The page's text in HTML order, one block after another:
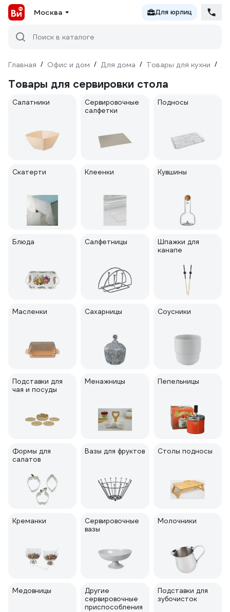
Москва Для юрлиц
Поиск в каталоге
Главная / Офис и дом / Для дома / Товары для кухни /
Товары для сервировки стола
Салатники
Сервировочные
салфетки
Подносы
Скатерти Клеенки Кувшины
Блюда Салфетницы
Шпажки для
канапе
Масленки Сахарницы Соусники
Подставки для
чая и посуды
Менажницы Пепельницы
Формы для
салатов
Вазы для фруктов Столы подносы
Креманки
Сервировочные
вазы
Молочники
Медовницы
Другие
сервировочные
приспособления
Подставки для
зубочисток